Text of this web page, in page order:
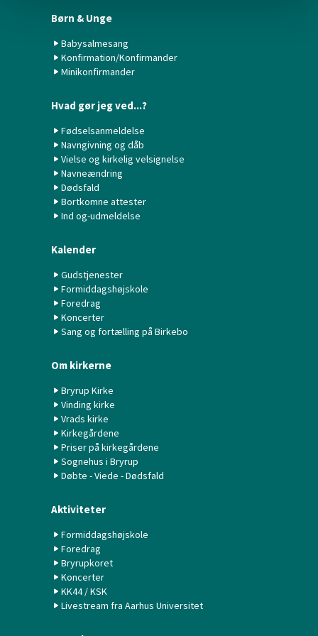
Børn & Unge
Babysalmesang
Konfirmation/Konfirmander
Minikonfirmander
Hvad gør jeg ved...?
Fødselsanmeldelse
Navngivning og dåb
Vielse og kirkelig velsignelse
Navneændring
Dødsfald
Bortkomne attester
Ind og-udmeldelse
Kalender
Gudstjenester
Formiddagshøjskole
Foredrag
Koncerter
Sang og fortælling på Birkebo
Om kirkerne
Bryrup Kirke
Vinding kirke
Vrads kirke
Kirkegårdene
Priser på kirkegårdene
Sognehus i Bryrup
Døbte - Viede - Dødsfald
Aktiviteter
Formiddagshøjskole
Foredrag
Bryrupkoret
Koncerter
KK44 / KSK
Livestream fra Aarhus Universitet